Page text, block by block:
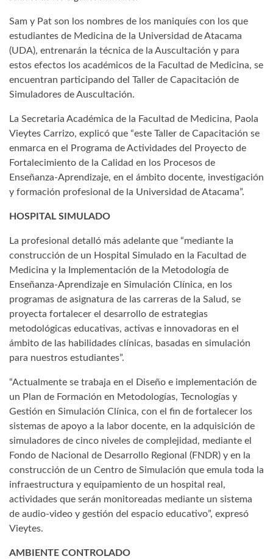
Sam y Pat son los nombres de los maniquíes con los que
estudiantes de Medicina de la Universidad de Atacama
(UDA), entrenarán la técnica de la Auscultación y para
estos efectos los académicos de la Facultad de Medicina, se
encuentran participando del Taller de Capacitación de
Simuladores de Auscultación.
La Secretaria Académica de la Facultad de Medicina, Paola
Vieytes Carrizo, explicó que “este Taller de Capacitación se
enmarca en el Programa de Actividades del Proyecto de
Fortalecimiento de la Calidad en los Procesos de
Enseñanza-Aprendizaje, en el ámbito docente, investigación
y formación profesional de la Universidad de Atacama”.
HOSPITAL SIMULADO
La profesional detalló más adelante que “mediante la
construcción de un Hospital Simulado en la Facultad de
Medicina y la Implementación de la Metodología de
Enseñanza-Aprendizaje en Simulación Clínica, en los
programas de asignatura de las carreras de la Salud, se
proyecta fortalecer el desarrollo de estrategias
metodológicas educativas, activas e innovadoras en el
ámbito de las habilidades clínicas, basadas en simulación
para nuestros estudiantes”.
“Actualmente se trabaja en el Diseño e implementación de
un Plan de Formación en Metodologías, Tecnologías y
Gestión en Simulación Clínica, con el fin de fortalecer los
sistemas de apoyo a la labor docente, en la adquisición de
simuladores de cinco niveles de complejidad, mediante el
Fondo de Nacional de Desarrollo Regional (FNDR) y en la
construcción de un Centro de Simulación que emula toda la
infraestructura y equipamiento de un hospital real,
actividades que serán monitoreadas mediante un sistema
de audio-video y gestión del espacio educativo”, expresó
Vieytes.
AMBIENTE CONTROLADO